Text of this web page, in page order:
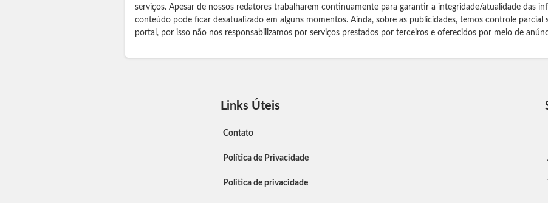
serviços. Apesar de nossos redatores trabalharem continuamente para garantir a integridade/atualidade das
conteúdo pode ficar desatualizado em alguns momentos. Ainda, sobre as publicidades, temos controle parcial
portal, por isso não nos responsabilizamos por serviços prestados por terceiros e oferecidos por meio de
Links Úteis
Contato
Política de Privacidade
Politica de privacidade